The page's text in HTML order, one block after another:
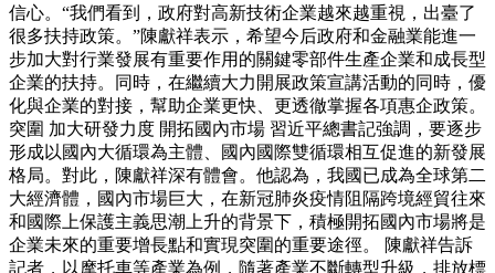
信心。“我們看到，政府對高新技術企業越來越重視，出臺了
很多扶持政策。”陳獻祥表示，希望今后政府和金融業能進一
步加大對行業發展有重要作用的關鍵零部件生產企業和成長型
企業的扶持。同時，在繼續大力開展政策宣講活動的同時，優
化與企業的對接，幫助企業更快、更透徹掌握各項惠企政策。
突圍 加大研發力度 開拓國內市場 習近平總書記強調，要逐步
形成以國內大循環為主體、國內國際雙循環相互促進的新發展
格局。對此，陳獻祥深有體會。他認為，我國已成為全球第二
大經濟體，國內市場巨大，在新冠肺炎疫情阻隔跨境經貿往來
和國際上保護主義思潮上升的背景下，積極開拓國內市場將是
企業未來的重要增長點和實現突圍的重要途徑。 陳獻祥告訴
記者，以摩托車等產業為例，隨著產業不斷轉型升級，排放標